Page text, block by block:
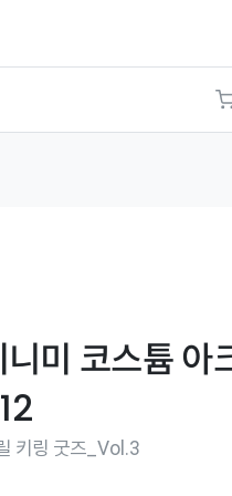
미 코스튬 아
키링 굿즈_Vol.3